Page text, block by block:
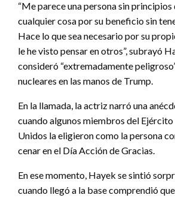
“Me parece una persona sin principios
cualquier cosa por su beneficio sin
Hace lo que sea necesario por su
le he visto pensar en otros”, subrayó
consideró “extremadamente
nucleares en las manos de Trump.
En la llamada, la actriz narró una
cuando algunos miembros del Ejército
Unidos la eligieron como la persona
cenar en el Día Acción de Gracias.
En ese momento, Hayek se sintió
cuando llegó a la base comprendió